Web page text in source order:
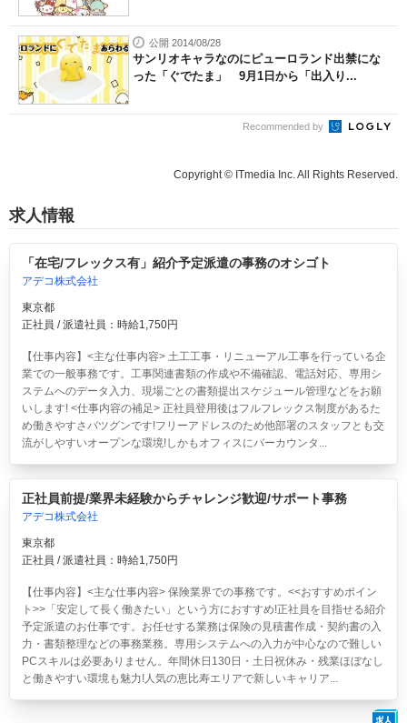
公開 2014/08/28
サンリオキャラなのにピューロランド出禁にな
った「ぐでたま」 9月1日から「出入り...
Recommended by
Copyright © ITmedia Inc. All Rights Reserved.
求人情報
「在宅/フレックス有」紹介予定派遣の事務のオシゴト
アデコ株式会社
東京都
正社員 / 派遣社員：時給1,750円
【仕事内容】<主な仕事内容> 土工工事・リニューアル工事を行っている企
業での一般事務です。工事関連書類の作成や不備確認、電話対応、専用シ
ステムへのデータ入力、現場ごとの書類提出スケジュール管理などをお願
いします! <仕事内容の補足> 正社員登用後はフルフレックス制度があるた
め働きやすさバツグンです!フリーアドレスのため他部署のスタッフとも交
流がしやすいオープンな環境!しかもオフィスにバーカウンタ...
正社員前提/業界未経験からチャレンジ歓迎/サポート事務
アデコ株式会社
東京都
正社員 / 派遣社員：時給1,750円
【仕事内容】<主な仕事内容> 保険業界での事務です。<<おすすめポイン
ト>>「安定して長く働きたい」という方におすすめ!正社員を目指せる紹介
予定派遣のお仕事です。お任せする業務は保険の見積書作成・契約書の入
力・書類整理などの事務業務。専用システムへの入力が中心なので難しい
PCスキルは必要ありません。年間休日130日・土日祝休み・残業ほぼなし
と働きやすい環境も魅力!人気の恵比寿エリアで新しいキャリア...